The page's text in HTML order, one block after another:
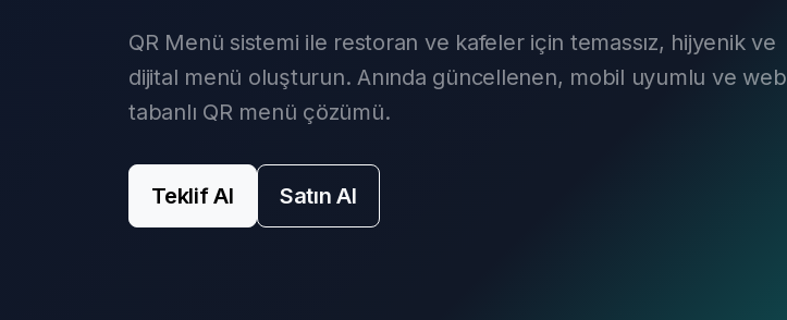
QR Menü sistemi ile restoran ve kafeler için temassız, hijyenik ve
dijital menü oluşturun. Anında güncellenen, mobil uyumlu ve web
tabanlı QR menü çözümü.
Teklif Al Satın Al